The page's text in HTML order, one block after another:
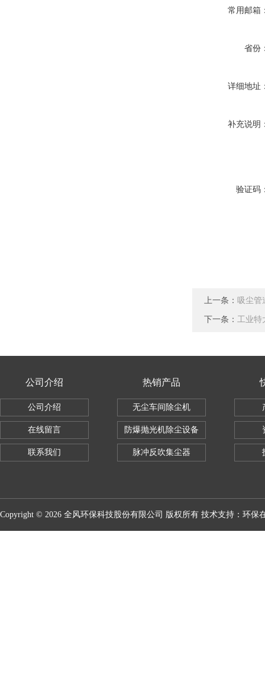
常用邮箱
省份
详细地址
补充说明
验证码
上一条： 吸尘管
下一条： 工业
公司介绍
公司介绍
在线留言
联系我们
热销产品
无尘车间除尘机
防爆抛光机除尘设备
脉冲反吹集尘器
Copyright © 2026 全风环保科技股份有限公司 版权所有 技术支持： 环保